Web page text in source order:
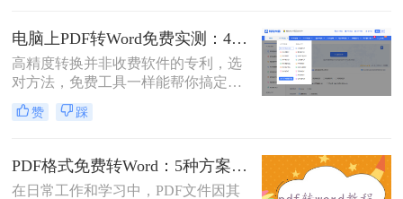
呢？本文将介绍三种常用的免费方法
来实现这一目标。
电脑上PDF转Word免费实测：4个方案的转换效果和注意事项！
高精度转换并非收费软件的专利，选
对方法，免费工具一样能帮你搞定复
杂排版。“免费的工具转换效果肯定
很差吧？”这是我作为办公软件测评
处理pdf转word时，往往陷入“收费软
件太贵，免费工具怕坑”的两难境
地。那么电脑上怎么把pdf转成word免
赞 踩
PDF格式免费转Word：5种方案的速度、精度、文件限制对比！
在日常工作和学习中，PDF文件因其